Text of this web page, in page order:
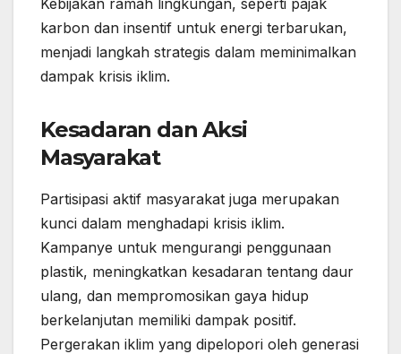
Kebijakan ramah lingkungan, seperti pajak
karbon dan insentif untuk energi terbarukan,
menjadi langkah strategis dalam meminimalkan
dampak krisis iklim.
Kesadaran dan Aksi
Masyarakat
Partisipasi aktif masyarakat juga merupakan
kunci dalam menghadapi krisis iklim.
Kampanye untuk mengurangi penggunaan
plastik, meningkatkan kesadaran tentang daur
ulang, dan mempromosikan gaya hidup
berkelanjutan memiliki dampak positif.
Pergerakan iklim yang dipelopori oleh generasi